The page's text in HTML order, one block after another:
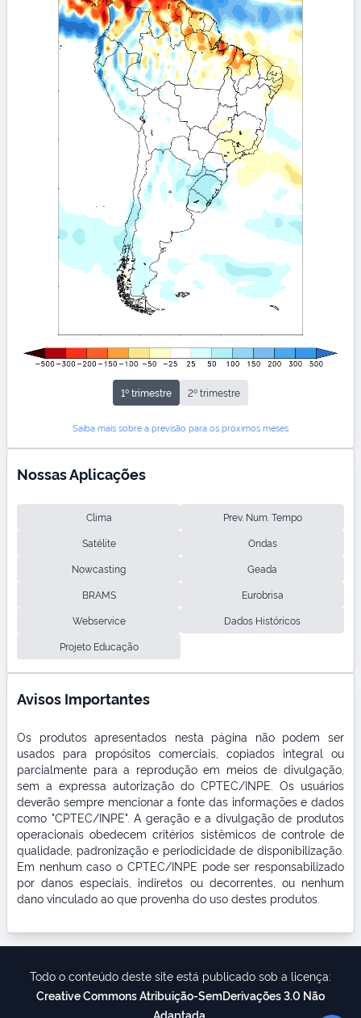
1º trimestre 2º trimestre
Saiba mais sobre a previsão para os próximos meses
Nossas Aplicações
Clima
Prev. Num. Tempo
Satélite
Ondas
Nowcasting
Geada
BRAMS
Eurobrisa
Webservice
Dados Históricos
Projeto Educação
Avisos Importantes
Os produtos apresentados nesta página não podem ser
usados para propósitos comerciais, copiados integral ou
parcialmente para a reprodução em meios de divulgação,
sem a expressa autorização do CPTEC/INPE. Os usuários
deverão sempre mencionar a fonte das informações e dados
como "CPTEC/INPE". A geração e a divulgação de produtos
operacionais obedecem critérios sistêmicos de controle de
qualidade, padronização e periodicidade de disponibilização.
Em nenhum caso o CPTEC/INPE pode ser responsabilizado
por danos especiais, indiretos ou decorrentes, ou nenhum
dano vinculado ao que provenha do uso destes produtos.
Todo o conteúdo deste site está publicado sob a licença:
Creative Commons Atribuição-SemDerivações 3.0 Não
Adaptada